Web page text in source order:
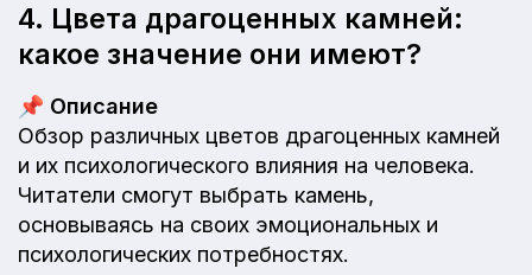
4. Цвета драгоценных камней:
какое значение они имеют?
📌 Описание
Обзор различных цветов драгоценных камней
и их психологического влияния на человека.
Читатели смогут выбрать камень,
основываясь на своих эмоциональных и
психологических потребностях.